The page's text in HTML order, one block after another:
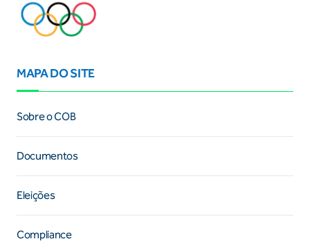
MAPA DO SITE
Sobre o COB
Documentos
Eleições
Compliance